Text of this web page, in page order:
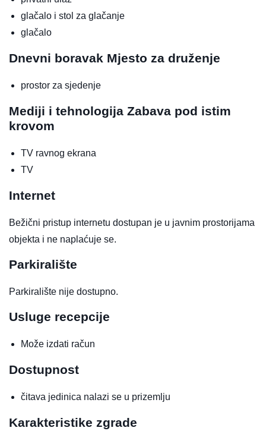
glačalo i stol za glačanje
glačalo
Dnevni boravak Mjesto za druženje
prostor za sjedenje
Mediji i tehnologija Zabava pod istim
krovom
TV ravnog ekrana
TV
Internet
Bežični pristup internetu dostupan je u javnim prostorijama
objekta i ne naplaćuje se.
Parkiralište
Parkiralište nije dostupno.
Usluge recepcije
Može izdati račun
Dostupnost
čitava jedinica nalazi se u prizemlju
Karakteristike zgrade